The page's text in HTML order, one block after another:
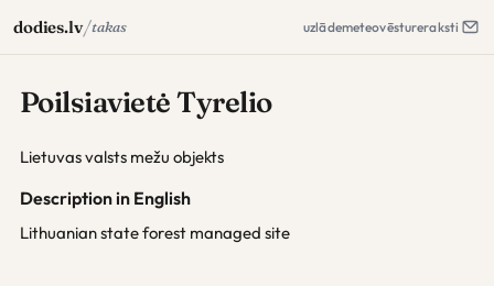
dodies.lv/takas uzlādemeteovēstureraksti
Poilsiavietė Tyrelio
Lietuvas valsts mežu objekts
Description in English
Lithuanian state forest managed site